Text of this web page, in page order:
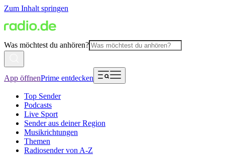
Zum Inhalt springen
Was möchtest du anhören?
App öffnenPrime entdecken
Top Sender
Podcasts
Live Sport
Sender aus deiner Region
Musikrichtungen
Themen
Radiosender von A-Z